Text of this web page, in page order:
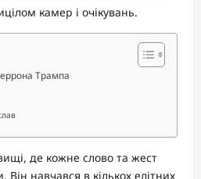
камер і очікувань.
Трампа
де кожне слово та жест
навчався в кількох елітних